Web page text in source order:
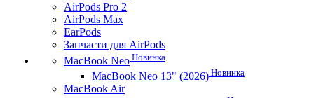
AirPods Pro 2
AirPods Max
EarPods
Запчасти для AirPods
MacBook Neo Новинка
MacBook Neo 13" (2026) Новинка
MacBook Air